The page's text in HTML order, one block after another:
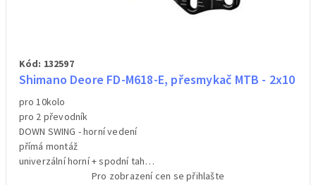
Kód: 132597
Shimano Deore FD-M618-E, přesmykač MTB - 2x10
pro 10kolo
pro 2 převodník
DOWN SWING - horní vedení
přímá montáž
univerzální horní + spodní tah
Pro zobrazení cen se přihlašte